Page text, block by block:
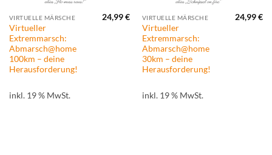
VIRTUELLE MÄRSCHE
Virtueller
Extremmarsch:
Abmarsch@home
100km – deine
Herausforderung!
24,99€
inkl. 19 % MwSt.
VIRTUELLE MÄRSCHE
Virtueller
Extremmarsch:
Abmarsch@home
30km – deine
Herausforderung!
24,99€
inkl. 19 % MwSt.